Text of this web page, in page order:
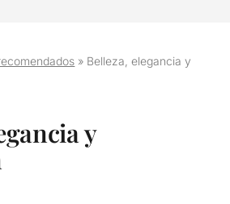
» Belleza, elegancia y
y